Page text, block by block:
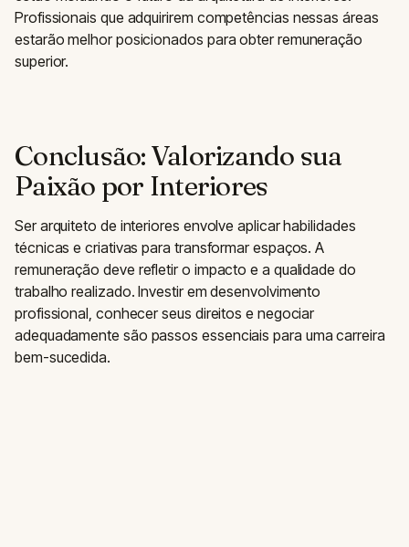
Profissionais que adquirirem competências nessas áreas
estarão melhor posicionados para obter remuneração
superior.
Conclusão: Valorizando sua
Paixão por Interiores
Ser arquiteto de interiores envolve aplicar habilidades
técnicas e criativas para transformar espaços. A
remuneração deve refletir o impacto e a qualidade do
trabalho realizado. Investir em desenvolvimento
profissional, conhecer seus direitos e negociar
adequadamente são passos essenciais para uma carreira
bem-sucedida.